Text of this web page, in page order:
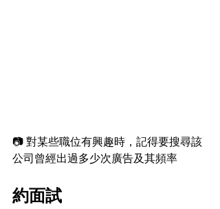
📷 對某些職位有興趣時，記得要搜尋該
公司曾經出過多少次廣告及其頻率
約面試